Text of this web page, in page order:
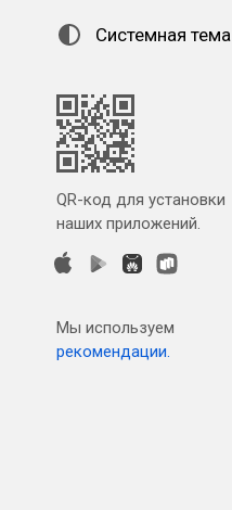
Системная тема
QR-код для установки
наших приложений.
Мы используем
рекомендации.